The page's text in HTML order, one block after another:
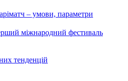
– умови, параметри
міжнародний фестиваль
тенденцій